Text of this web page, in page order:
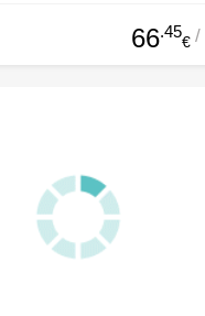
66.45
€ /